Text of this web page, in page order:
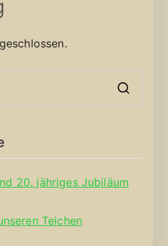
20. jähriges Jubiläum
Teichen